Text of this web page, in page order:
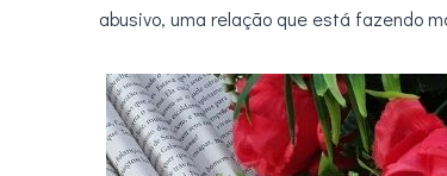
abusivo, uma relação que está fazendo